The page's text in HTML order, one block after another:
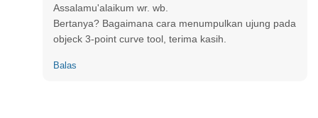
Assalamu'alaikum wr. wb.
Bertanya? Bagaimana cara menumpulkan ujung pada
objeck 3-point curve tool, terima kasih.
Balas